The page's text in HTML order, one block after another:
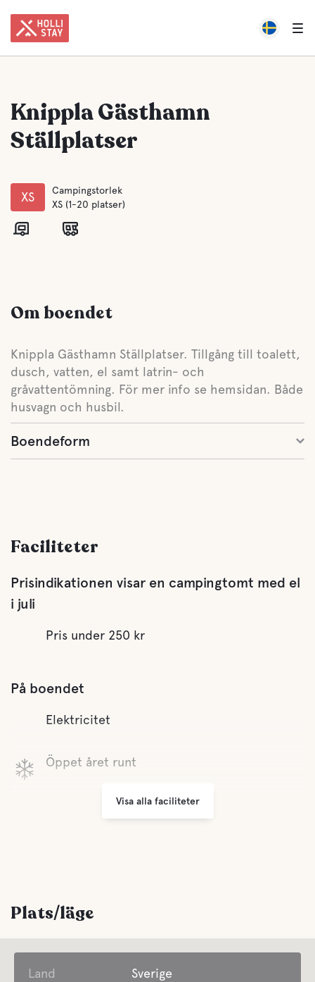
Knippla Gästhamn
Ställplatser
XS
Campingstorlek
XS (1-20 platser)
Om boendet
Knippla Gästhamn Ställplatser. Tillgång till toalett,
dusch, vatten, el samt latrin- och
gråvattentömning. För mer info se hemsidan. Både
husvagn och husbil.
Boendeform
Faciliteter
Prisindikationen visar en campingtomt med el
i juli
Pris under 250 kr
På boendet
Elektricitet
Öppet året runt
Färskvatten
Visa alla faciliteter
Plats/läge
Land
Sverige